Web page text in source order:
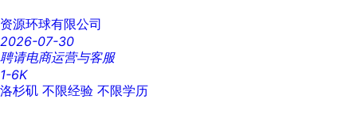
资源环球有限公司
2026-07-30
聘请电商运营与客服
1-6K
洛杉矶 不限经验 不限学历